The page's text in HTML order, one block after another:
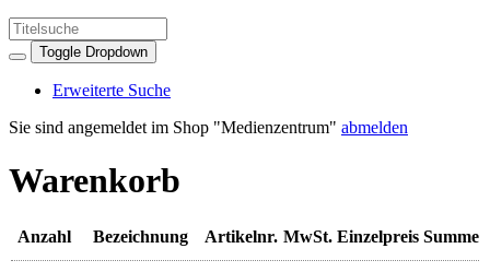
Toggle Dropdown
Erweiterte Suche
Sie sind angemeldet im Shop "Medienzentrum" abmelden
Warenkorb
Anzahl Bezeichnung Artikelnr. MwSt. Einzelpreis Summe